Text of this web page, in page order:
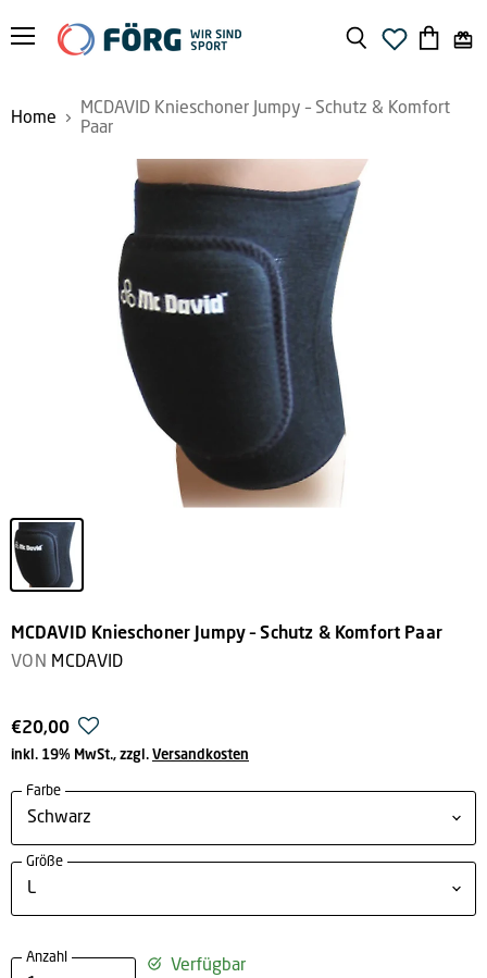
Menü
Home
MCDAVID Knieschoner Jumpy – Schutz & Komfort
Paar
MCDAVID Knieschoner Jumpy – Schutz & Komfort Paar
VON MCDAVID
€20,00
inkl. 19% MwSt., zzgl. Versandkosten
Farbe
Größe
Anzahl
Verfügbar